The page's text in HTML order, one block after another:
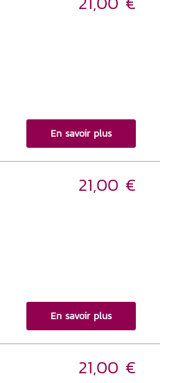
En savoir plus
21,00 €
En savoir plus
21,00 €